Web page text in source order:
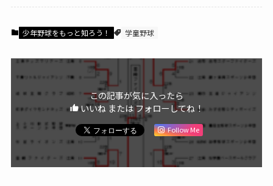
少年野球をもっと知ろう！ 学童野球
この記事が気に入ったら
いいね または フォローしてね！
Follow Me